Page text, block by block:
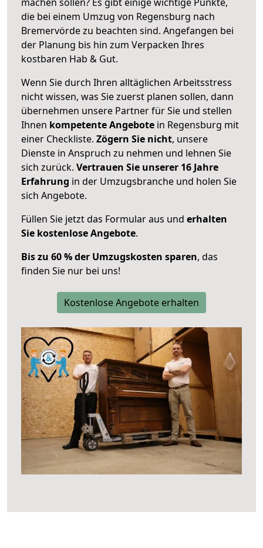
die bei einem Umzug von Regensburg nach
Bremervörde zu beachten sind. Angefangen bei
der Planung bis hin zum Verpacken Ihres
kostbaren Hab & Gut.
Wenn Sie durch Ihren alltäglichen Arbeitsstress
nicht wissen, was Sie zuerst planen sollen, dann
übernehmen unsere Partner für Sie und stellen
Ihnen kompetente Angebote in Regensburg mit
einer Checkliste. Zögern Sie nicht, unsere
Dienste in Anspruch zu nehmen und lehnen Sie
sich zurück. Vertrauen Sie unserer 16 Jahre
Erfahrung in der Umzugsbranche und holen Sie
sich Angebote.
Füllen Sie jetzt das Formular aus und erhalten
Sie kostenlose Angebote.
Bis zu 60 % der Umzugskosten sparen, das
finden Sie nur bei uns!
Kostenlose Angebote erhalten